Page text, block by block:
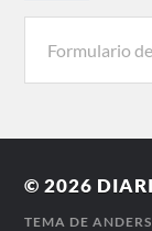
© 2026
TEMA DE